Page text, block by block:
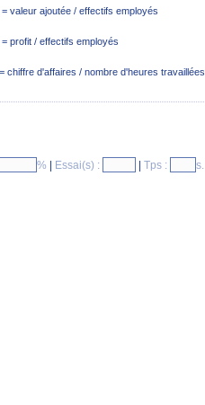
valeur ajoutée / effectifs employés
profit / effectifs employés
chiffre d'affaires / nombre d'heures travaillées
% Essai(s) : Tps : s.